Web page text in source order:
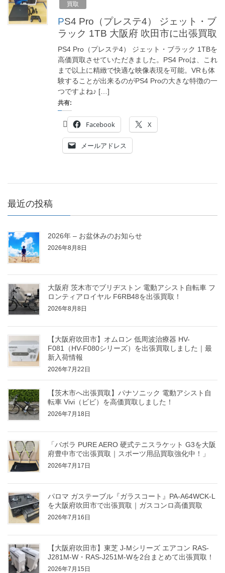
買取
PS4 Pro（プレステ4） ジェット・ブ
ラック 1TB 大阪府 吹田市に出張買取
PS4 Pro（プレステ4） ジェット・ブラック 1TBを
高価買取させていただきました。PS4 Proは、これ
まで以上に精緻で快適な映像表現を可能。VRも体
験することが出来るのがPS4 Proの大きな特徴の一
つですよね♪ […]
共有:
Facebook X
メールアドレス
最近の投稿
2026年 – お盆休みのお知らせ
2026年8月8日
大阪府 茨木市でブリヂストン 電動アシスト自転車 フ
ロンティアロイヤル F6RB48を出張買取！
2026年8月8日
【大阪府吹田市】オムロン 低周波治療器 HV-
F081（HV-F080シリーズ）を出張買取しました｜最
新入荷情報
2026年7月22日
【茨木市へ出張買取】パナソニック 電動アシスト自
転車 Vivi（ビビ）を高価買取しました！
2026年7月18日
「バボラ PURE AERO 硬式テニスラケット G3を大阪
府豊中市で出張買取｜スポーツ用品買取強化中！」
2026年7月17日
パロマ ガステーブル『ガラスコート』PA-A64WCK-L
を大阪府吹田市で出張買取｜ガスコンロ高価買取
2026年7月16日
【大阪府吹田市】東芝 J-Mシリーズ エアコン RAS-
J281M-W・RAS-J251M-Wを2台まとめて出張買取！
2026年7月15日